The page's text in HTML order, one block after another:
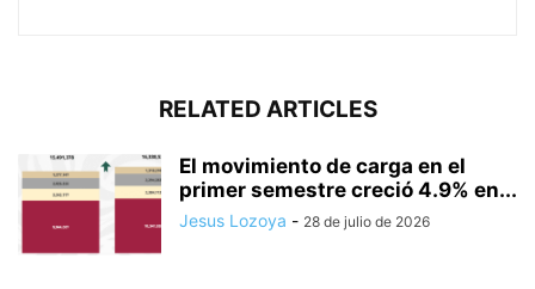
RELATED ARTICLES
El movimiento de carga en el
primer semestre creció 4.9% en...
Jesus Lozoya - 28 de julio de 2026